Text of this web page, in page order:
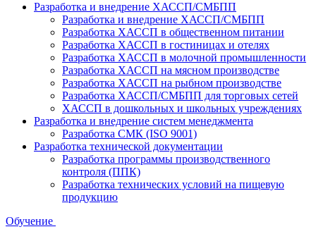
Разработка и внедрение ХАССП/СМБПП
Разработка и внедрение ХАССП/СМБПП
Разработка ХАССП в общественном питании
Разработка ХАССП в гостиницах и отелях
Разработка ХАССП в молочной промышленности
Разработка ХАССП на мясном производстве
Разработка ХАССП на рыбном производстве
Разработка ХАССП/СМБПП для торговых сетей
ХАССП в дошкольных и школьных учреждениях
Разработка и внедрение систем менеджмента
Разработка СМК (ISO 9001)
Разработка технической документации
Разработка программы производственного
контроля (ППК)
Разработка технических условий на пищевую
продукцию
Обучение